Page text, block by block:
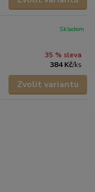
35 % sleva
384 Kč/ks
Skladem
Zvolit variantu